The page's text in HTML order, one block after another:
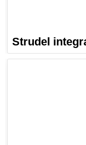
Strudel